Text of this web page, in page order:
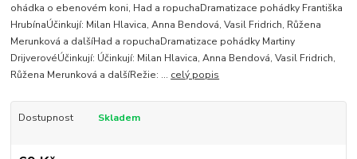
ohádka o ebenovém koni, Had a ropuchaDramatizace pohádky Františka
HrubínaÚčinkují: Milan Hlavica, Anna Bendová, Vasil Fridrich, Růžena
Merunková a dalšíHad a ropuchaDramatizace pohádky Martiny
DrijverovéÚčinkují: Účinkují: Milan Hlavica, Anna Bendová, Vasil Fridrich,
Růžena Merunková a dalšíRežie: ... celý popis
Dostupnost Skladem